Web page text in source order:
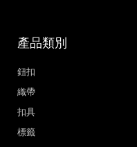
產品類別
鈕扣
織帶
扣具
標籤